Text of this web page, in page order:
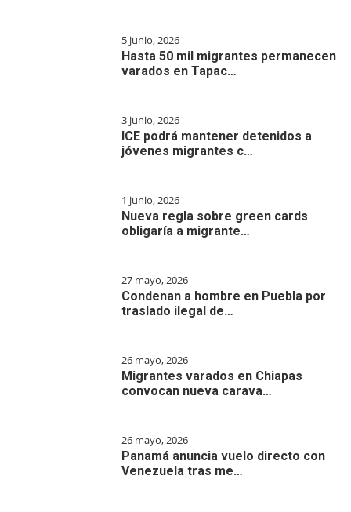
5 junio, 2026
Hasta 50 mil migrantes permanecen
varados en Tapac…
3 junio, 2026
ICE podrá mantener detenidos a
jóvenes migrantes c…
1 junio, 2026
Nueva regla sobre green cards
obligaría a migrante…
27 mayo, 2026
Condenan a hombre en Puebla por
traslado ilegal de…
26 mayo, 2026
Migrantes varados en Chiapas
convocan nueva carava…
26 mayo, 2026
Panamá anuncia vuelo directo con
Venezuela tras me…